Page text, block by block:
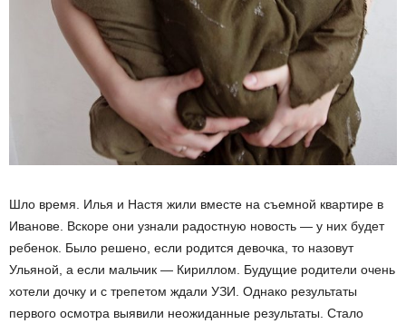
Шло время. Илья и Настя жили вместе на съемной квартире в
Иванове. Вскоре они узнали радостную новость — у них будет
ребенок. Было решено, если родится девочка, то назовут
Ульяной, а если мальчик — Кириллом. Будущие родители очень
хотели дочку и с трепетом ждали УЗИ. Однако результаты
первого осмотра выявили неожиданные результаты. Стало